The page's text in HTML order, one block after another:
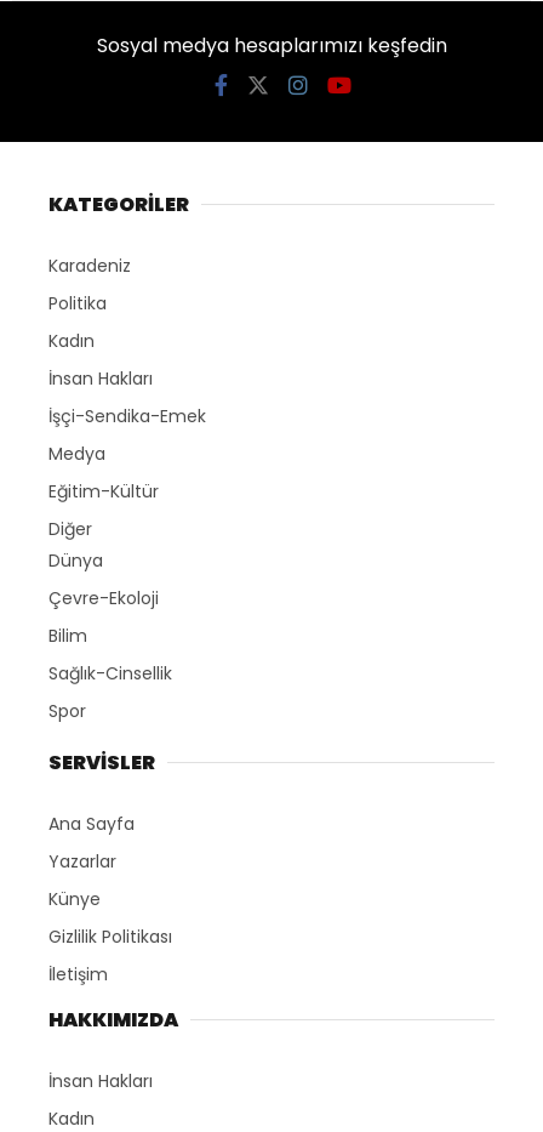
Sosyal medya hesaplarımızı keşfedin
KATEGORİLER
Karadeniz
Politika
Kadın
İnsan Hakları
İşçi-Sendika-Emek
Medya
Eğitim-Kültür
Diğer
Dünya
Çevre-Ekoloji
Bilim
Sağlık-Cinsellik
Spor
SERVİSLER
Ana Sayfa
Yazarlar
Künye
Gizlilik Politikası
İletişim
HAKKIMIZDA
İnsan Hakları
Kadın